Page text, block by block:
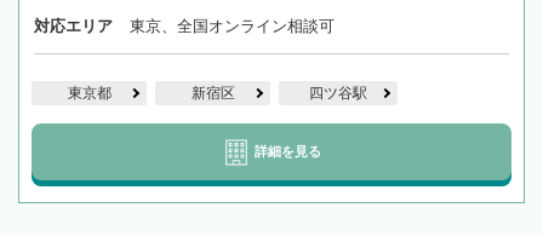
対応エリア 東京、全国オンライン相談可
東京都 新宿区 四ツ谷駅
詳細を見る